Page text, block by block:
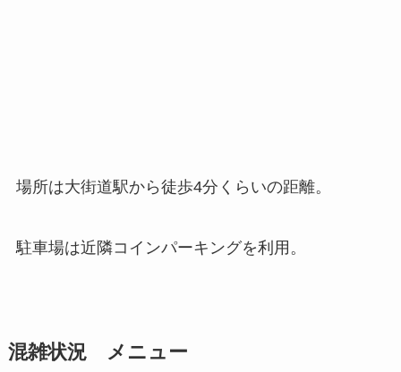
場所は大街道駅から徒歩4分くらいの距離。
駐車場は近隣コインパーキングを利用。
混雑状況 メニュー